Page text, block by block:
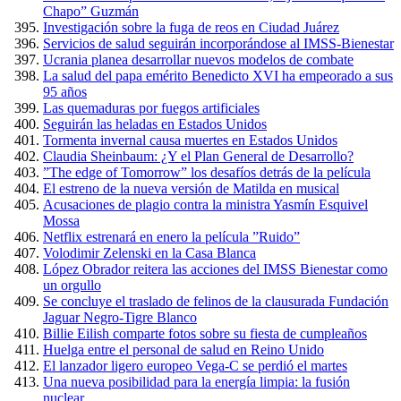
Chapo” Guzmán
Investigación sobre la fuga de reos en Ciudad Juárez
Servicios de salud seguirán incorporándose al IMSS-Bienestar
Ucrania planea desarrollar nuevos modelos de combate
La salud del papa emérito Benedicto XVI ha empeorado a sus
95 años
Las quemaduras por fuegos artificiales
Seguirán las heladas en Estados Unidos
Tormenta invernal causa muertes en Estados Unidos
Claudia Sheinbaum: ¿Y el Plan General de Desarrollo?
”The edge of Tomorrow” los desafíos detrás de la película
El estreno de la nueva versión de Matilda en musical
Acusaciones de plagio contra la ministra Yasmín Esquivel
Mossa
Netflix estrenará en enero la película ”Ruido”
Volodimir Zelenski en la Casa Blanca
López Obrador reitera las acciones del IMSS Bienestar como
un orgullo
Se concluye el traslado de felinos de la clausurada Fundación
Jaguar Negro-Tigre Blanco
Billie Eilish comparte fotos sobre su fiesta de cumpleaños
Huelga entre el personal de salud en Reino Unido
El lanzador ligero europeo Vega-C se perdió el martes
Una nueva posibilidad para la energía limpia: la fusión
nuclear